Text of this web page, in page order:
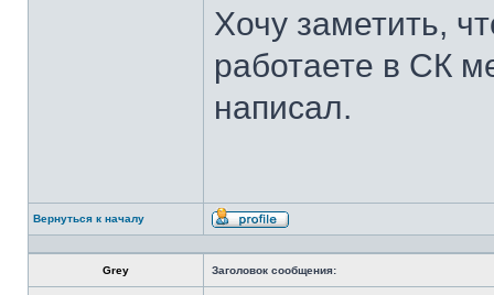
Хочу заметить,
работаете в СК
написал.
Вернуться к началу
Профиль
Grey Заголовок сообщения: